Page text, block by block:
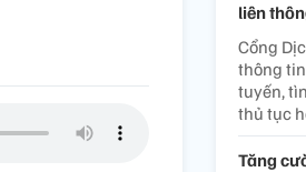
liên
Cổng
thông
tuyến,
thủ tục
Tăng